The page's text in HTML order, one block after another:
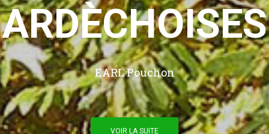
ARDÈCHOISES
EARL Pouchon
VOIR LA SUITE